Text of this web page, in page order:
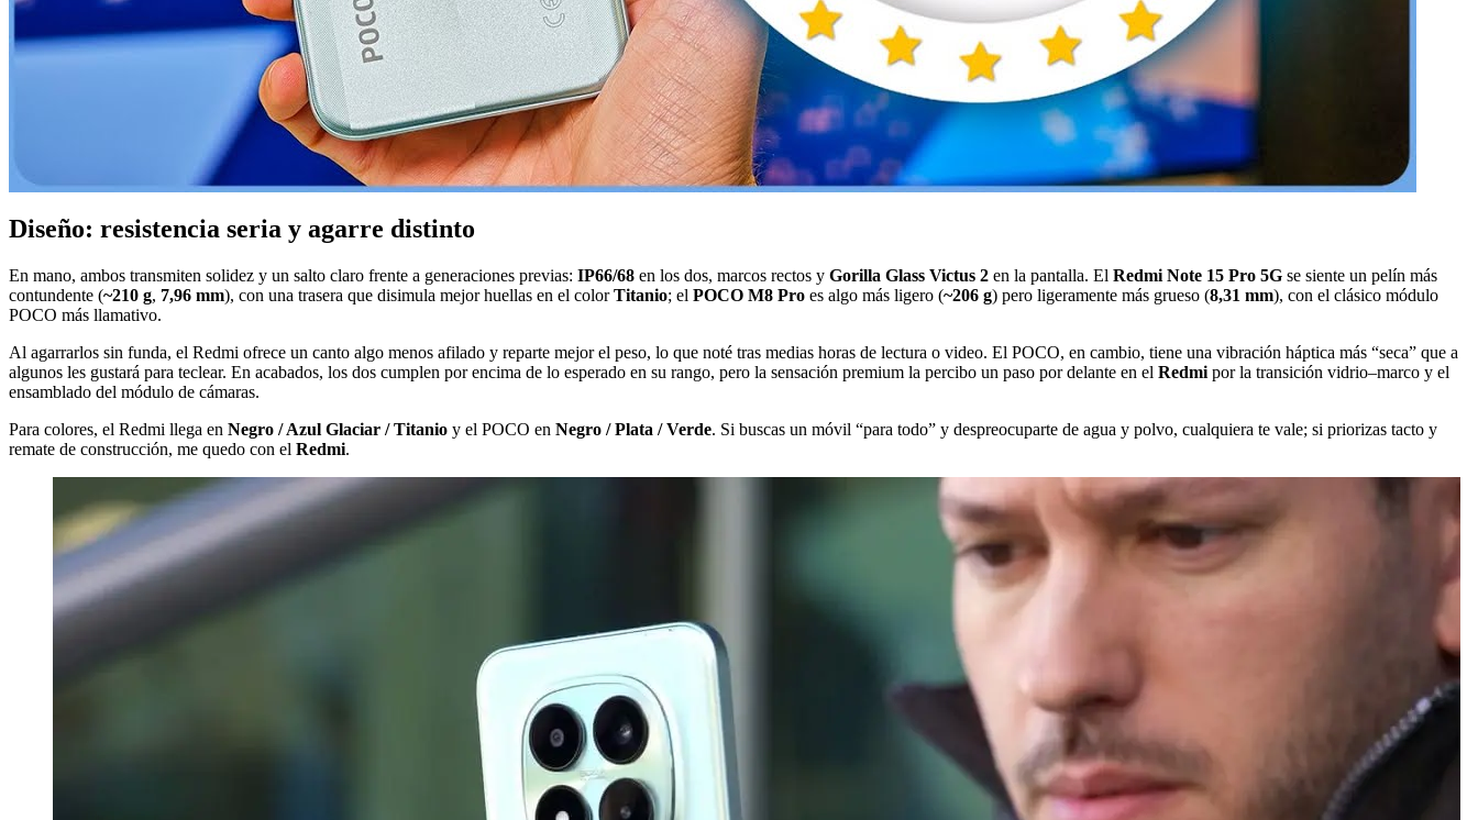
Diseño: resistencia seria y agarre distinto
En mano, ambos transmiten solidez y un salto claro frente a generaciones previas: IP66/68 en los dos, marcos rectos y Gorilla Glass Victus 2 en la pantalla. El Redmi Note 15 Pro 5G se siente un pelín más
contundente (~210 g, 7,96 mm), con una trasera que disimula mejor huellas en el colorTitanio; el POCO M8 Pro es algo más ligero (~206 g) pero ligeramente más grueso (8,31 mm), con el clásico módulo
POCO más llamativo.
Al agarrarlos sin funda, el Redmi ofrece un canto algo menos afilado y reparte mejor el peso, lo que noté tras medias horas de lectura o video. El POCO, en cambio, tiene una vibración háptica más “seca” que a
algunos les gustará para teclear. En acabados, los dos cumplen por encima de lo esperado en su rango, pero la sensación premium la percibo un paso por delante en el Redmi por la transición vidrio–marco y el
ensamblado del módulo de cámaras.
Para colores, el Redmi llega en Negro / Azul Glaciar / Titanio y el POCO en Negro / Plata / Verde. Si buscas un móvil “para todo” y despreocuparte de agua y polvo, cualquiera te vale; si priorizas tacto y
remate de construcción, me quedo con el Redmi.